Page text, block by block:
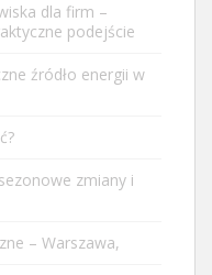
dla firm –
podejście
źródło energii w
zmiany i
– Warszawa,